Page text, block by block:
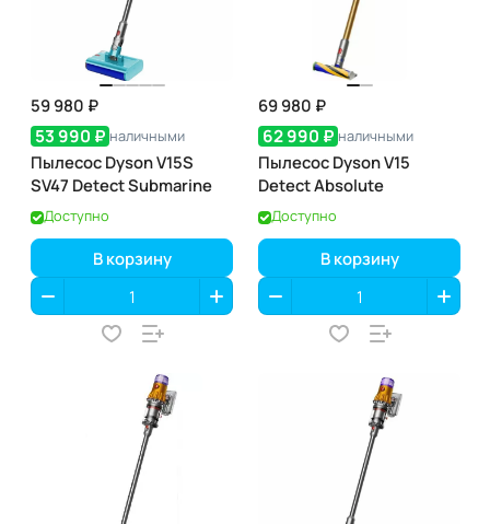
59 980 ₽
53 990 ₽ наличными
Пылесос Dyson V15S
SV47 Detect Submarine
Доступно
В корзину
69 980 ₽
62 990 ₽ наличными
Пылесос Dyson V15
Detect Absolute
Доступно
В корзину